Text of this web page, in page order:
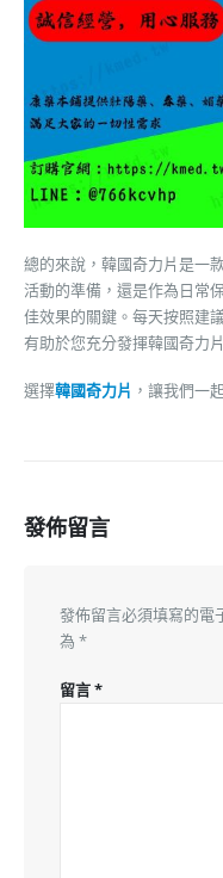
總的來說，韓國奇力片是一
活動的準備，還是作為日常
佳效果的關鍵。每天按照建
有助於您充分發揮韓國奇力
選擇韓國奇力片 ，讓我們一
發佈留言
發佈留言必須填寫的電
為 *
留言*